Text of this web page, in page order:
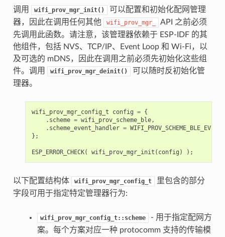
调用 wifi_prov_mgr_init()
可以配置和初始化配网管理
器，因此在调用任何其他
wifi_prov_mgr_
API 之前必须
先调用此函数。请注意，该管理器依赖于 ESP-IDF 的其
他组件，包括 NVS、TCP/IP、Event Loop 和 Wi-Fi，以
及可选的 mDNS，因此在调用之前必须先初始化这些组
件。调用
wifi_prov_mgr_deinit()
可以随时反初始化管
理器。
wifi_prov_mgr_config_t config = {
. scheme = wifi_prov_scheme_ble,
. scheme_event_handler =
};
ESP_ERROR_CHECK( wifi_prov_mgr_init ( config ) );
以下配置结构体 wifi_prov_mgr_config_t
里包含的部分
字段可用于指定特定管理器行为:
wifi_prov_mgr_config_t::scheme
- 用于指定配网方
案。每个方案对应一种 protocomm 支持的传输模